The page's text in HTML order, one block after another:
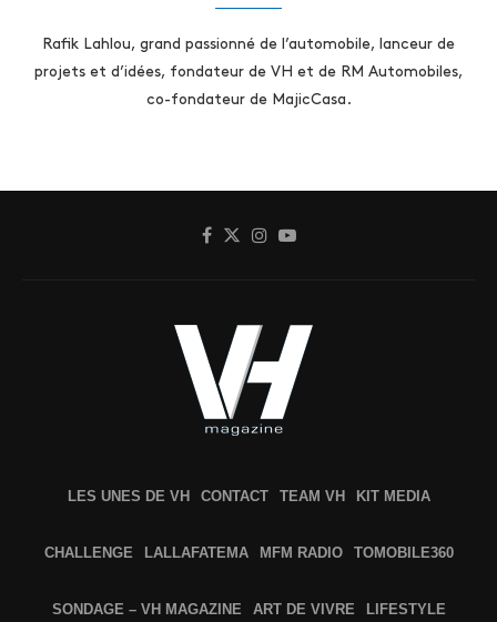
Rafik Lahlou, grand passionné de l’automobile, lanceur de
projets et d’idées, fondateur de VH et de RM Automobiles,
co-fondateur de MajicCasa.
LES UNES DE VH CONTACT TEAM VH KIT MEDIA
CHALLENGE LALLAFATEMA MFM RADIO TOMOBILE360
SONDAGE – VH MAGAZINE ART DE VIVRE LIFESTYLE